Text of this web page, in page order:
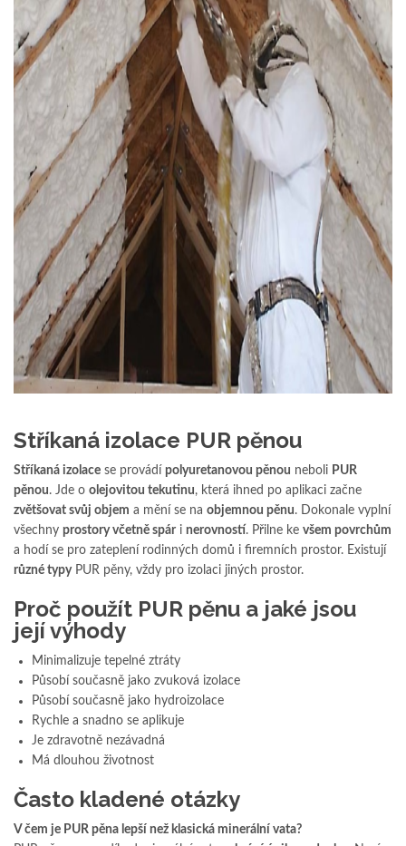
Stříkaná izolace PUR pěnou
Stříkaná izolace se provádí polyuretanovou pěnou neboli PUR
pěnou. Jde o olejovitou tekutinu, která ihned po aplikaci začne
zvětšovat svůj objem a mění se na objemnou pěnu. Dokonale vyplní
všechny prostory včetně spár i nerovností. Přilne ke všem povrchům
a hodí se pro zateplení rodinných domů i firemních prostor. Existují
různé typyPUR pěny, vždy pro izolaci jiných prostor.
Proč použít PUR pěnu a jaké jsou
její výhody
Minimalizuje tepelné ztráty
Působí současně jako zvuková izolace
Působí současně jako hydroizolace
Rychle a snadno se aplikuje
Je zdravotně nezávadná
Má dlouhou životnost
Často kladené otázky
V čem je PUR pěna lepší než klasická minerální vata?